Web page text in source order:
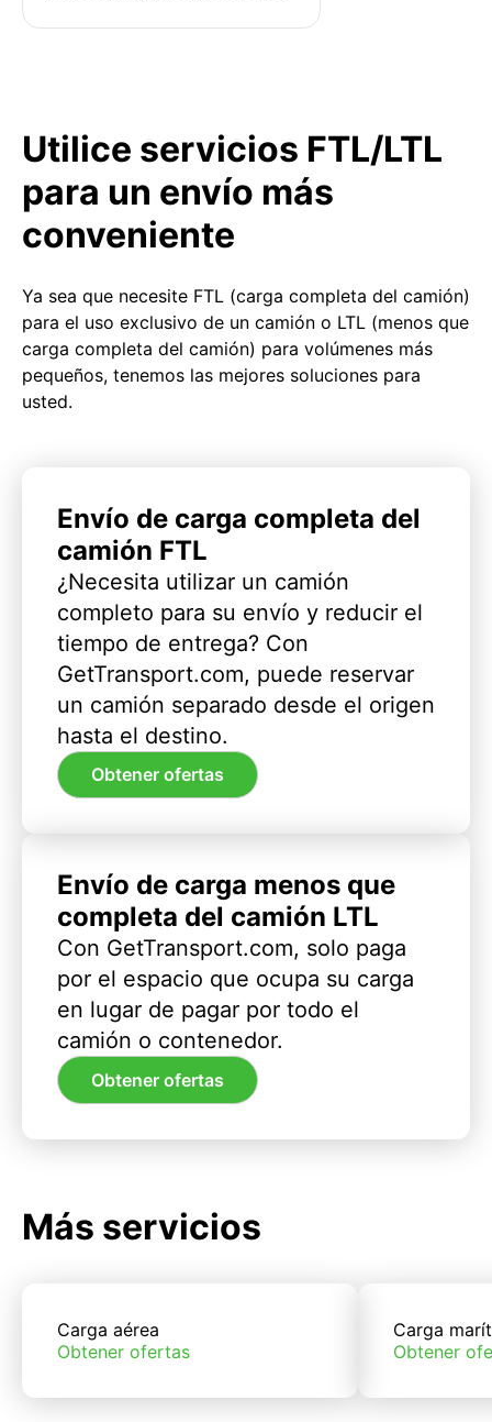
Utilice servicios FTL/LTL
para un envío más
conveniente
Ya sea que necesite FTL (carga completa del camión)
para el uso exclusivo de un camión o LTL (menos que
carga completa del camión) para volúmenes más
pequeños, tenemos las mejores soluciones para
usted.
Envío de carga completa del
camión FTL
¿Necesita utilizar un camión
completo para su envío y reducir el
tiempo de entrega? Con
GetTransport.com, puede reservar
un camión separado desde el origen
hasta el destino.
Obtener ofertas
Envío de carga menos que
completa del camión LTL
Con GetTransport.com, solo paga
por el espacio que ocupa su carga
en lugar de pagar por todo el
camión o contenedor.
Obtener ofertas
Más servicios
Carga aérea
Obtener ofertas
Carga
Obtener